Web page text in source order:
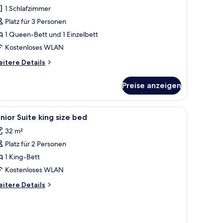
1 Schlafzimmer
Platz für 3 Personen
1 Queen-Bett und 1 Einzelbett
Kostenloses WLAN
Details
Preise anzeigen
Arbeitsplatz Zimmersafe, Schreibtisch, laptopgeeigneter
2 Suite king size bed
32 m²
Platz für 2 Personen
1 King-Bett
Kostenloses WLAN
Details